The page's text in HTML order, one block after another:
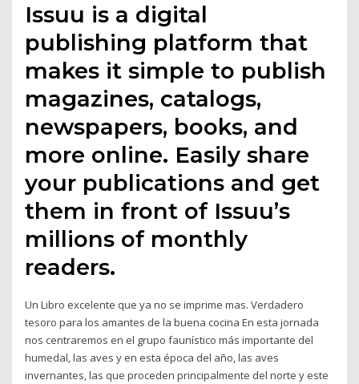
Issuu is a digital
publishing platform that
makes it simple to publish
magazines, catalogs,
newspapers, books, and
more online. Easily share
your publications and get
them in front of Issuu’s
millions of monthly
readers.
Un Libro excelente que ya no se imprime mas. Verdadero
tesoro para los amantes de la buena cocina En esta jornada
nos centraremos en el grupo faunístico más importante del
humedal, las aves y en esta época del año, las aves
invernantes, las que proceden principalmente del norte y este